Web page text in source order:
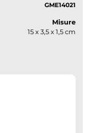
GME14021
Misure
15 x 3,5 x 1,5 cm